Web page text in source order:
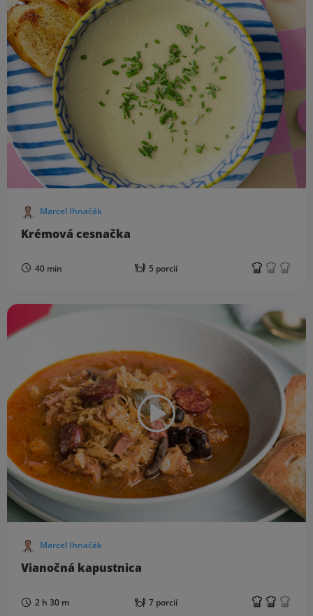
Marcel Ihnačák
Krémová cesnačka
40 min 5 porcií
Marcel Ihnačák
Vianočná kapustnica
2 h 30 m 7 porcií